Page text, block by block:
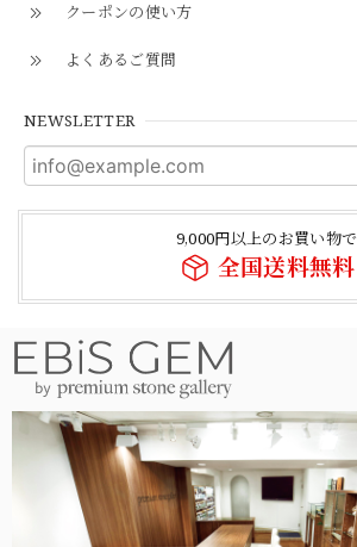
クーポンの使い方
よくあるご質問
NEWSLETTER
9,000円以上のお買い物で
全国送料無料